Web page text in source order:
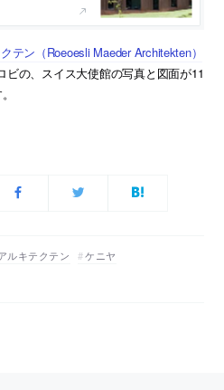
テン（Roeoesli Maeder Architekten）
ビの、スイス大使館の写真と図面が11
ルキテクテン ケニヤ